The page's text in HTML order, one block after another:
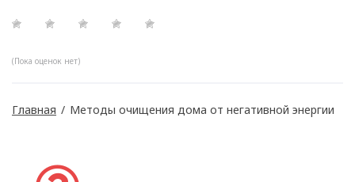
(Пока оценок нет)
Главная / Методы очищения дома от негативной энергии